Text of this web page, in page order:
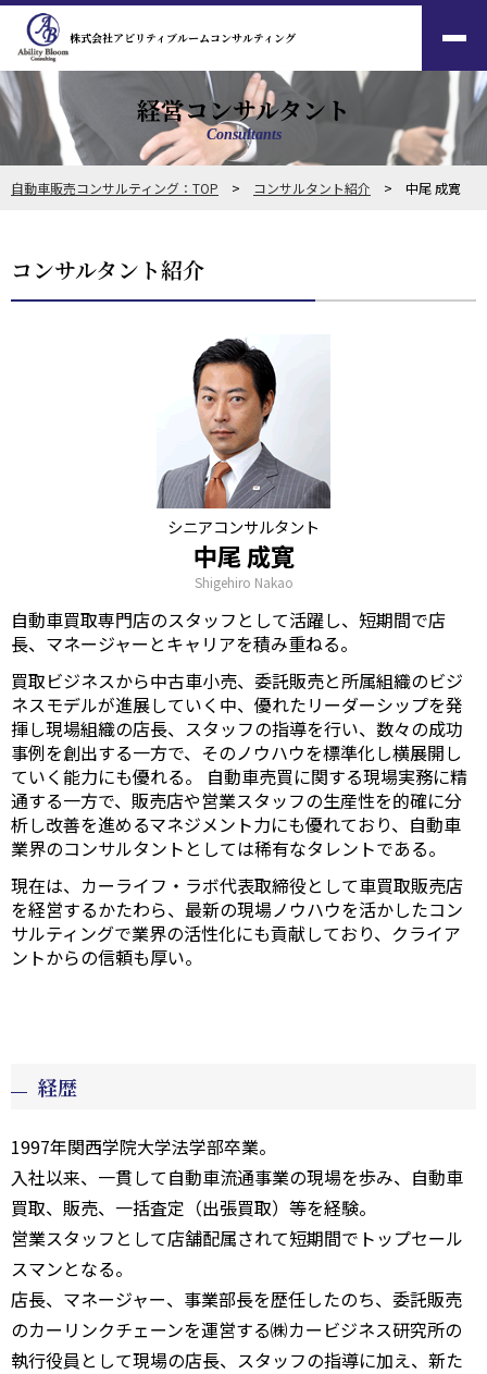
株式会社アビリティブルームコンサルティング
経営コンサルタント
Consultants
自動車販売コンサルティング：TOP > コンサルタント紹介 > 中尾 成寛
コンサルタント紹介
シニアコンサルタント
中尾 成寛
Shigehiro Nakao
自動車買取専門店のスタッフとして活躍し、短期間で店
長、マネージャーとキャリアを積み重ねる。
買取ビジネスから中古車小売、委託販売と所属組織のビジ
ネスモデルが進展していく中、優れたリーダーシップを発
揮し現場組織の店長、スタッフの指導を行い、数々の成功
事例を創出する一方で、そのノウハウを標準化し横展開し
ていく能力にも優れる。 自動車売買に関する現場実務に精
通する一方で、販売店や営業スタッフの生産性を的確に分
析し改善を進めるマネジメント力にも優れており、自動車
業界のコンサルタントとしては稀有なタレントである。
現在は、カーライフ・ラボ代表取締役として車買取販売店
を経営するかたわら、最新の現場ノウハウを活かしたコン
サルティングで業界の活性化にも貢献しており、クライア
ントからの信頼も厚い。
経歴
1997年関西学院大学法学部卒業。
入社以来、一貫して自動車流通事業の現場を歩み、自動車
買取、販売、一括査定（出張買取）等を経験。
営業スタッフとして店舗配属されて短期間でトップセール
スマンとなる。
店長、マネージャー、事業部長を歴任したのち、委託販売
のカーリンクチェーンを運営する㈱カービジネス研究所の
執行役員として現場の店長、スタッフの指導に加え、新た